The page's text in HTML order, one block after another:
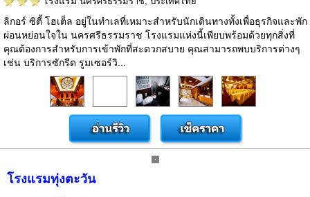
ลิกอร์ ซิตี้ โฮเต็ล อยู่ในทำเลที่เหมาะสำหรับนักเดินทางทั้งเพื่อธุรกิจและพัก
ผ่อนหย่อนใจใน นครศรีธรรมราช โรงแรมแห่งนี้เพียบพร้อมด้วยทุกสิ่งที่
คุณต้องการสำหรับการเข้าพักที่สะดวกสบาย คุณสามารถพบบริการต่างๆ
เช่น บริการซักรีด รูมเซอร์วิ...
โรงแรมทุ่งตะวัน